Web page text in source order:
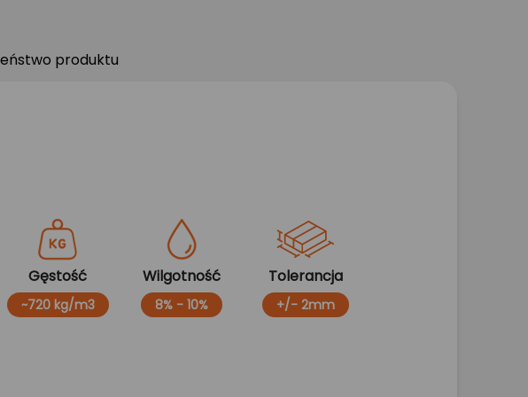
produktu
Gęstość
~720 kg/m3
Wilgotność
8% - 10%
Tolerancja
+/- 2mm